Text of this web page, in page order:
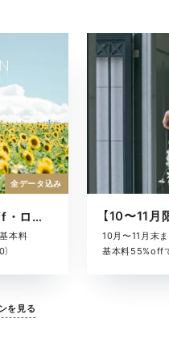
【7〜9月限定】基本料50%off・ロケキャンペーン
本料
全データ込み
10月〜11月末
基本料55%off
を見る